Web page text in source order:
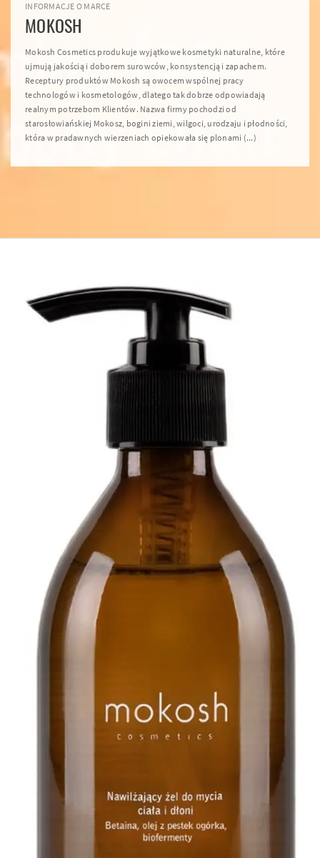
INFORMACJE O MARCE
MOKOSH
Mokosh Cosmetics produkuje wyjątkowe kosmetyki naturalne, które
ujmują jakością i doborem surowców, konsystencją i zapachem.
Receptury produktów Mokosh są owocem wspólnej pracy
technologów i kosmetologów, dlatego tak dobrze odpowiadają
realnym potrzebom Klientów. Nazwa firmy pochodzi od
starosłowiańskiej Mokosz, bogini ziemi, wilgoci, urodzaju i płodności,
która w pradawnych wierzeniach opiekowała się plonami (...)